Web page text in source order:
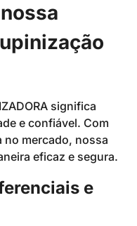
significa
e confiável. Com
no mercado, nossa
eficaz e segura.
e